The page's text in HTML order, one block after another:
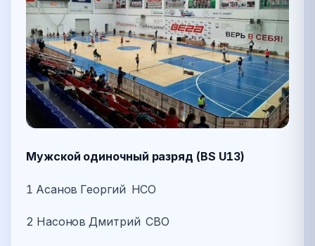
Мужской одиночный разряд (BS U13)
1 Асанов Георгий НСО
2 Насонов Дмитрий СВО